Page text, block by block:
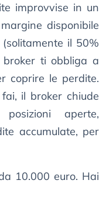
improvvise in un
disponibile
il 50%
ti obbliga a
coprire le perdite.
il broker chiude
aperte,
accumulate, per
10.000 euro. Hai